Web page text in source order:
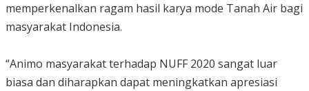
memperkenalkan ragam hasil karya mode Tanah Air bagi
masyarakat Indonesia.
“Animo masyarakat terhadap NUFF 2020 sangat luar
biasa dan diharapkan dapat meningkatkan apresiasi